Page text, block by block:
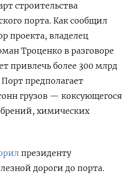
строительства
порта. Как сообщил
проекта, владелец
Троценко в разговоре
привлечь более 300 млрд
предполагает
грузов — коксующегося
химических
президенту
дороги до порта.